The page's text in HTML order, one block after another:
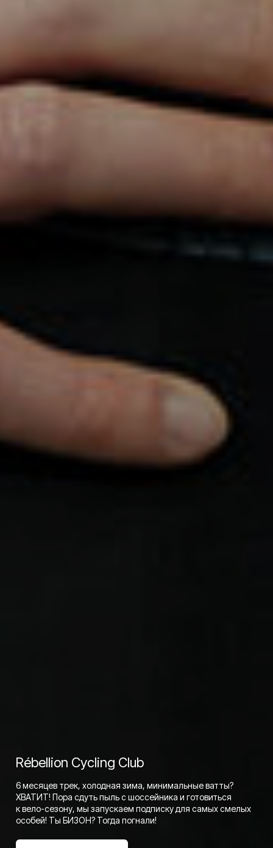
Rébellion Cycling Club
6 месяцев трек, холодная зима, минимальные ватты?
ХВАТИТ! Пора сдуть пыль с шоссейника и готовиться
к вело-сезону, мы запускаем подписку для самых смелых
особей! Ты БИЗОН? Тогда погнали!